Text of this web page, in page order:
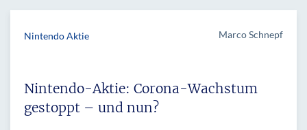
Nintendo Aktie Marco Schnepf
Nintendo-Aktie: Corona-Wachstum
gestoppt – und nun?